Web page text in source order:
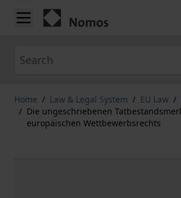
Skip to Content
Home / Law & Legal System / EU Law /
/ Die ungeschriebenen
europäischen Wettbewerbsrechts